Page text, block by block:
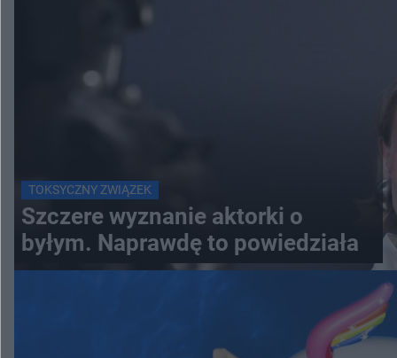
TOKSYCZNY ZWIĄZEK
Szczere wyznanie aktorki o
byłym. Naprawdę to powiedziała